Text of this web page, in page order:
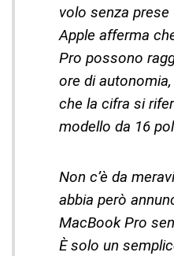
volo senza
Apple afferma
Pro possono
ore di
che la cifra si
modello da 16
Non c’è da
abbia però
MacBook Pro
È solo un